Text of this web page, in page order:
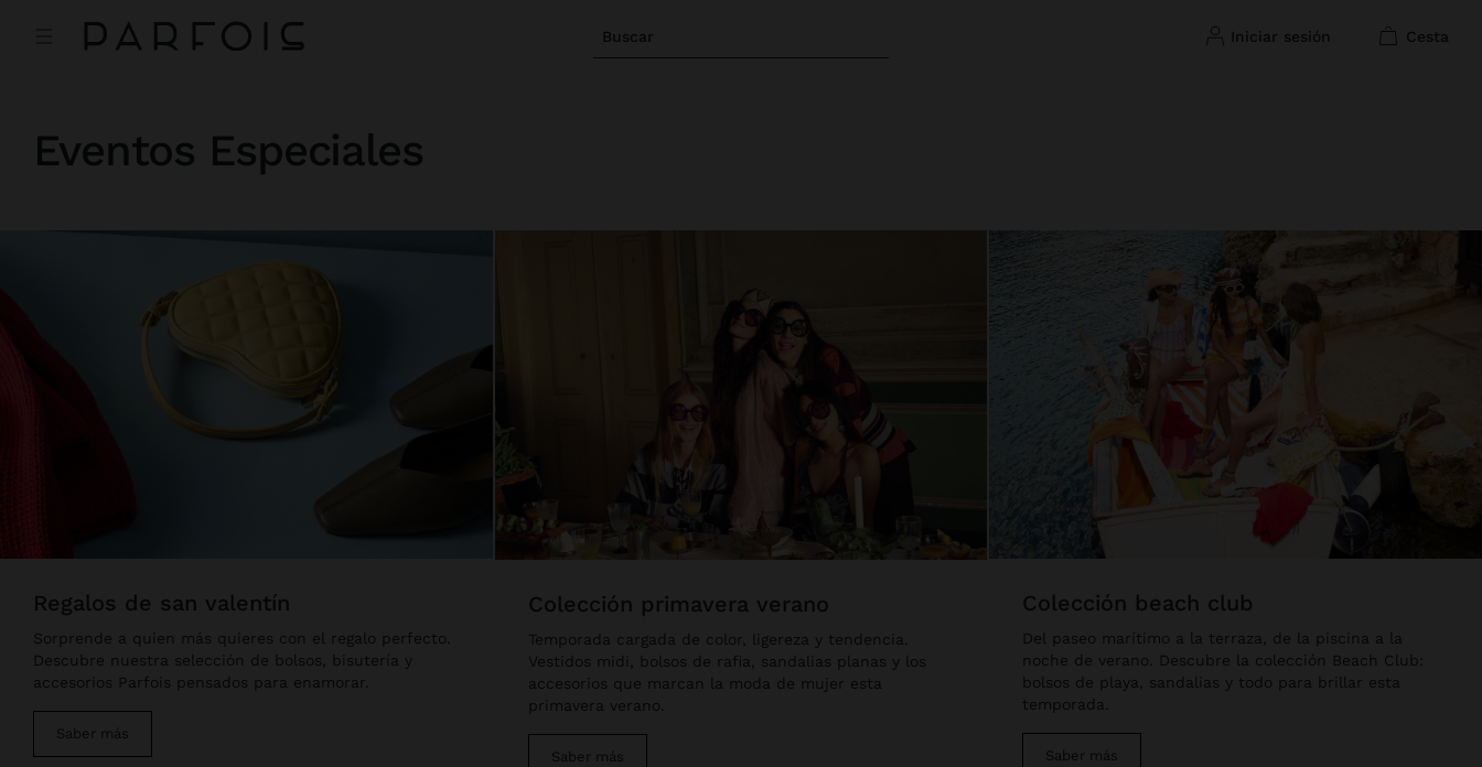
Buscar iniciar sesión cesta
Eventos Especiales
regalos de san valentín
Sorprende a quien más quieres con el regalo perfecto.
Descubre nuestra selección de bolsos, bisutería y
accesorios Parfois pensados para enamorar.
Saber más
colección primavera verano
Temporada cargada de color, ligereza y tendencia.
Vestidos midi, bolsos de rafia, sandalias planas y los
accesorios que marcan la moda de mujer esta
primavera verano.
Saber más
colección beach club
Del paseo marítimo a la terraza, de la piscina a la
noche de verano. Descubre la colección Beach Club:
bolsos de playa, sandalias y todo para brillar esta
temporada.
Saber más